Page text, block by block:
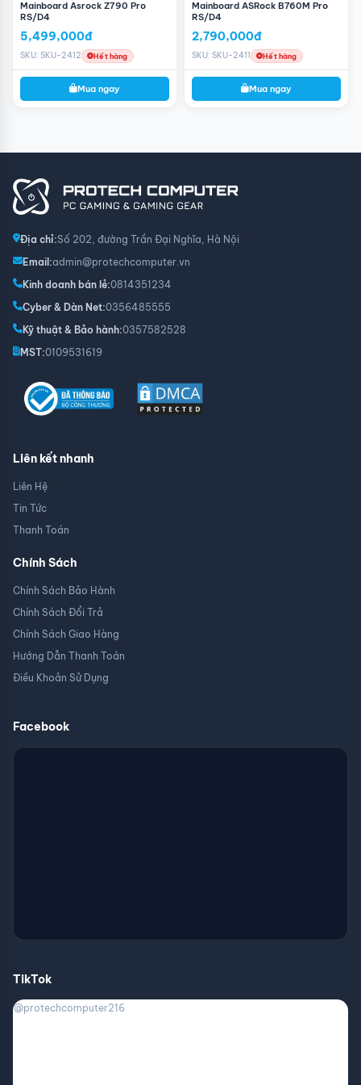
Mainboard Asrock Z790 Pro
RS/D4
5,499,000đ
SKU: SKU-2412 Hết hàng
Mua ngay
Mainboard ASRock B760M Pro
RS/D4
2,790,000đ
SKU: SKU-2411 Hết hàng
Mua ngay
Địa chỉ:Số 202, đường Trần Đại Nghĩa, Hà Nội
Email:admin@protechcomputer.vn
Kinh doanh bán lẻ:0814351234
Cyber & Dàn Net:0356485555
Kỹ thuật & Bảo hành:0357582528
MST:0109531619
Liên kết nhanh
Liên Hệ
Tin Tức
Thanh Toán
Chính Sách
Chính Sách Bảo Hành
Chính Sách Đổi Trả
Chính Sách Giao Hàng
Hướng Dẫn Thanh Toán
Điều Khoản Sử Dụng
Facebook
TikTok
@protechcomputer216